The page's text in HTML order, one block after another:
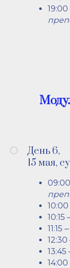
День 6,
15 мая,
10:15
14:00